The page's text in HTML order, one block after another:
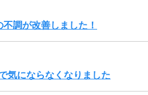
調が改善しました！
気にならなくなりました